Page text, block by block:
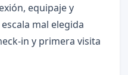
equipaje y
mal elegida
in y primera visita